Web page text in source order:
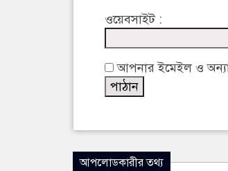
ওয়েবসাইট :
আপনার ইমেইল ও
আপলোডকারীর তথ্য